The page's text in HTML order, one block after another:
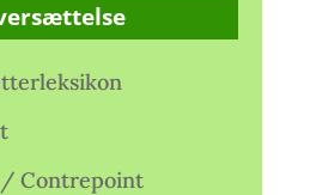
Contrepoint